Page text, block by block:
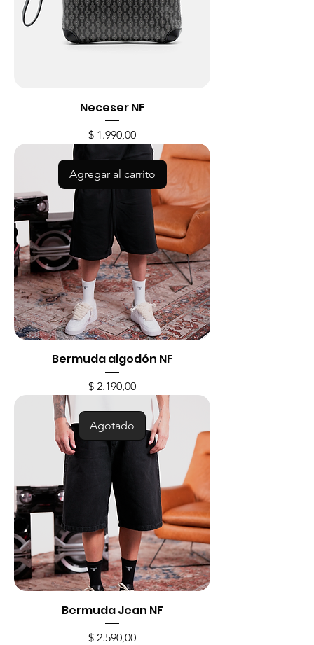
Neceser NF
Precio
$ 1.990,00
Agregar al carrito
Bermuda algodón NF
Precio
$ 2.190,00
Agotado
Bermuda Jean NF
Precio
$ 2.590,00